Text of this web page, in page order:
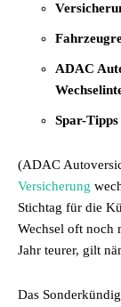
ADAC
Spar-
(ADAC
Versicherung
Stichtag für die
Wechsel oft noch
Jahr teurer, gilt
Das